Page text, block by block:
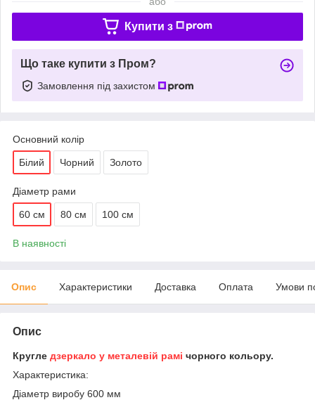
Купити з
Що таке купити з Пром?
Замовлення під захистом
Основний колір
Білий Чорний Золото
Діаметр рами
60 см 80 см 100 см
В наявності
Опис Характеристики Доставка Оплата Умови
Опис
Кругле дзеркало у металевій рамі чорного кольору.
Характеристика:
Діаметр виробу 600 мм